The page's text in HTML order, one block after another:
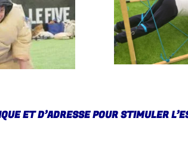
ET D’ADRESSE POUR STIMULER